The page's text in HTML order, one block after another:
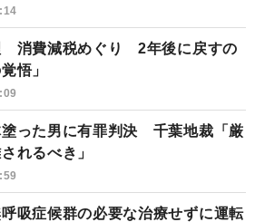
消費減税めぐり 2年後に戻すの
悟」
った男に有罪判決 千葉地裁「厳
れるべき」
吸症候群の必要な治療せずに運転